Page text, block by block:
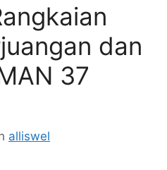
dan
37
alliswel